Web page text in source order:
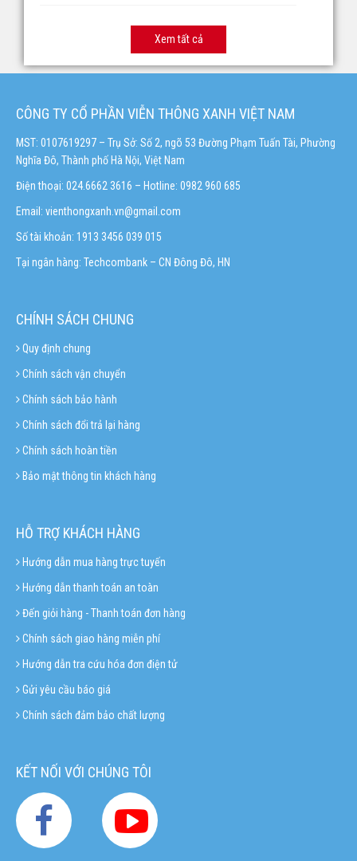
Xem tất cả
CÔNG TY CỔ PHẦN VIỄN THÔNG XANH VIỆT NAM
MST: 0107619297 – Trụ Sở: Số 2, ngõ 53 Đường Phạm Tuấn Tài, Phường
Nghĩa Đô, Thành phố Hà Nội, Việt Nam
Điện thoại: 024.6662 3616 – Hotline: 0982 960 685
Email: vienthongxanh.vn@gmail.com
Số tài khoản: 1913 3456 039 015
Tại ngân hàng: Techcombank – CN Đông Đô, HN
CHÍNH SÁCH CHUNG
Quy định chung
Chính sách vận chuyển
Chính sách bảo hành
Chính sách đổi trả lại hàng
Chính sách hoàn tiền
Bảo mật thông tin khách hàng
HỖ TRỢ KHÁCH HÀNG
Hướng dẫn mua hàng trực tuyến
Hướng dẫn thanh toán an toàn
Đến giỏi hàng - Thanh toán đơn hàng
Chính sách giao hàng miễn phí
Hướng dẫn tra cứu hóa đơn điện tử
Gửi yêu cầu báo giá
Chính sách đảm bảo chất lượng
KẾT NỐI VỚI CHÚNG TÔI